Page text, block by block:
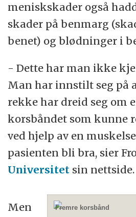
meniskskader også
skader på benmarg
benet) og blødninger i
- Dette har man ikke
Man har innstilt seg på
rekke har dreid seg om
korsbåndet som kunne
ved hjelp av en
pasienten bli bra, sier
Universitet sin nettside.
Fremre korsbånd
Men